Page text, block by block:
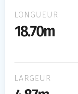
LONGUEUR
18.70m
LARGEUR